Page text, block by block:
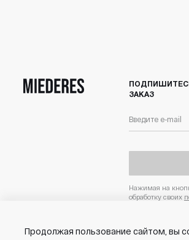
ЗАКАЗ
Нажимая на
обработку своих
Продолжая пользование сайтом, вы